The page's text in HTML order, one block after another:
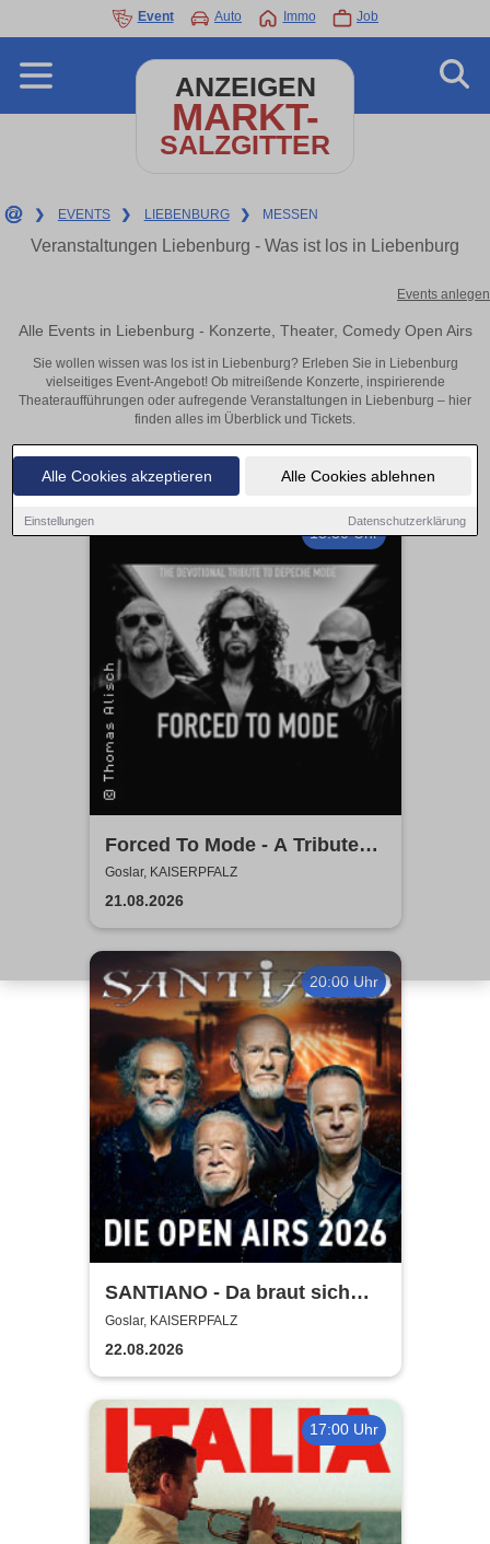
Alle Cookies akzeptieren Alle Cookies ablehnen
Einstellungen Datenschutzerklärung
Event Auto Immo Job
ANZEIGEN
MARKT-
SALZGITTER
❯ EVENTS ❯ LIEBENBURG ❯ MESSEN
Veranstaltungen Liebenburg - Was ist los in Liebenburg
Events anlegen
Alle Events in Liebenburg - Konzerte, Theater, Comedy Open Airs
Sie wollen wissen was los ist in Liebenburg? Erleben Sie in Liebenburg
vielseitiges Event-Angebot! Ob mitreißende Konzerte, inspirierende
Theateraufführungen oder aufregende Veranstaltungen in Liebenburg – hier
finden alles im Überblick und Tickets.
18:30 Uhr
Forced To Mode - A Tribute
To Depeche Mode
Goslar, KAISERPFALZ
21.08.2026
20:00 Uhr
SANTIANO - Da braut sich
was zusammen - Open Air
2026
Goslar, KAISERPFALZ
22.08.2026
17:00 Uhr